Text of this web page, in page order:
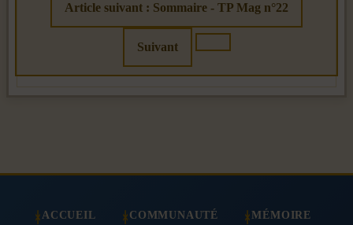
Article suivant : Sommaire - TP Mag n°22
Suivant
ACCUEIL COMMUNAUTÉ MÉMOIRE